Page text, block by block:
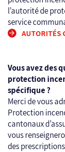
l’autorité de
service
AUTORITÉS
Vous avez des
protection
spécifique ?
Merci de vous
Protection
cantonaux
vous
des